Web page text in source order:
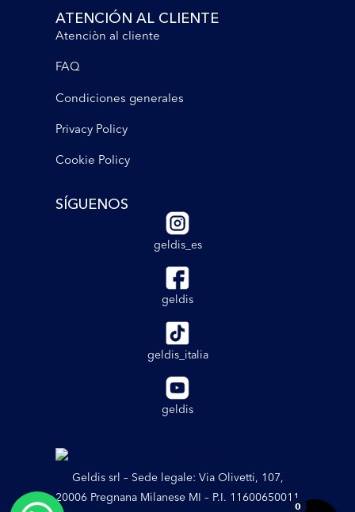
ATENCIÓN AL CLIENTE
Atenciòn al cliente
FAQ
Condiciones generales
Privacy Policy
Cookie Policy
SÍGUENOS
geldis_es
geldis
geldis_italia
geldis
Geldis srl – Sede legale: Via Olivetti, 107,
20006 Pregnana Milanese MI – P.I. 11600650011
0